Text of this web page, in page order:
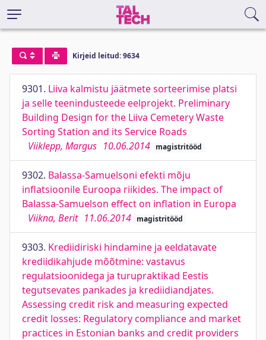
Kirjeid leitud: 9634
9301. Liiva kalmistu jäätmete sorteerimise platsi
ja selle teenindusteede eelprojekt. Preliminary
Building Design for the Liiva Cemetery Waste
Sorting Station and its Service Roads
Viiklepp, Margus 10.06.2014 magistritööd
9302. Balassa-Samuelsoni efekti mõju
inflatsioonile Euroopa riikides. The impact of
Balassa-Samuelson effect on inflation in Europa
Viikna, Berit 11.06.2014 magistritööd
9303. Krediidiriski hindamine ja eeldatavate
krediidikahjude mõõtmine: vastavus
regulatsioonidega ja turupraktikad Eestis
tegutsevates pankades ja krediidiandjates.
Assessing credit risk and measuring expected
credit losses: Regulatory compliance and market
practices in Estonian banks and credit providers